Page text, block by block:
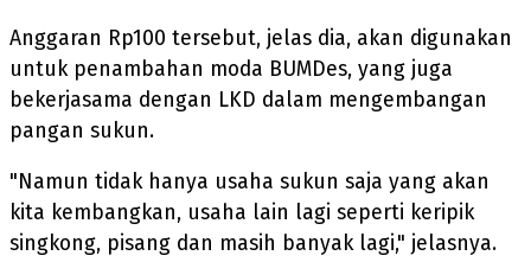
Anggaran Rp100 tersebut, jelas dia, akan digunakan
untuk penambahan moda BUMDes, yang juga
bekerjasama dengan LKD dalam mengembangan
pangan sukun.
"Namun tidak hanya usaha sukun saja yang akan
kita kembangkan, usaha lain lagi seperti keripik
singkong, pisang dan masih banyak lagi," jelasnya.